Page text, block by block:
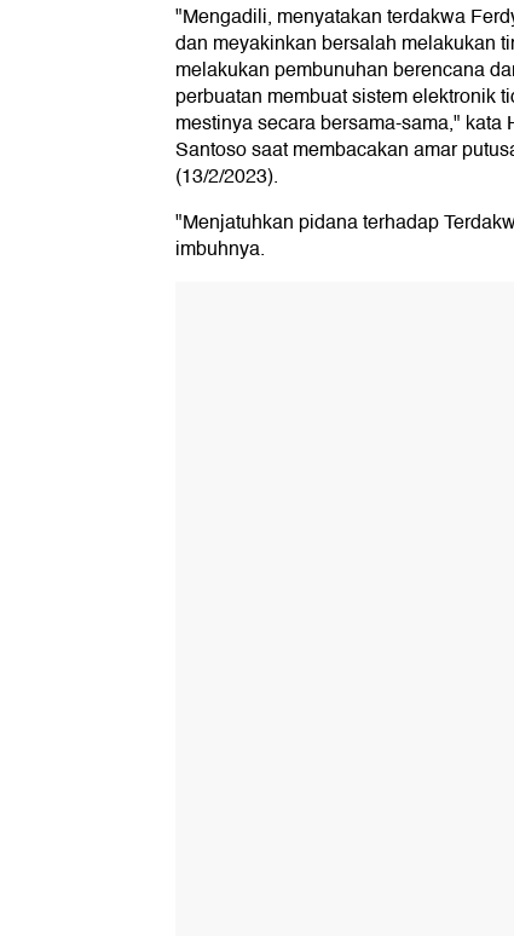
"Mengadili, menyatakan terdakwa
dan meyakinkan bersalah melakukan
melakukan pembunuhan berencana
perbuatan membuat sistem elektronik
mestinya secara bersama-sama," kata
Santoso saat membacakan amar
(13/2/2023).
"Menjatuhkan pidana terhadap
imbuhnya.